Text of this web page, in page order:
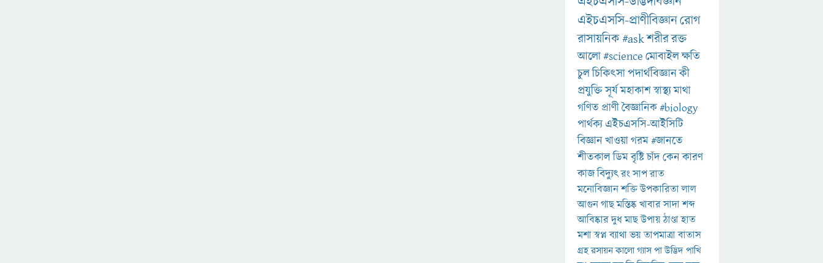
এইচএসসি-প্রাণীবিজ্ঞানরোগ
রাসায়নিক#askশরীররক্ত
আলো#scienceমোবাইলক্ষতি
চুলচিকিৎসাপদার্থবিজ্ঞানকী
প্রযুক্তিসূর্যমহাকাশস্বাস্থ্যমাথা
গণিত প্রাণীবৈজ্ঞানিক#biology
পার্থক্য এইচএসসি-আইসিটি
বিজ্ঞানখাওয়াগরম#জানতে
শীতকালডিমবৃষ্টিচাঁদকেনকারণ
কাজবিদ্যুৎরংসাপরাত
মনোবিজ্ঞানশক্তিউপকারিতালাল
আগুনগাছমস্তিষ্কখাবারসাদাশব্দ
আবিষ্কারদুধমাছউপায়ঠাণ্ডাহাত
মশাস্বপ্নব্যাথাভয়তাপমাত্রাবাতাস
গ্রহরসায়নকালোগ্যাসপাউদ্ভিদপাখি